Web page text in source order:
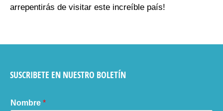
arrepentirás de visitar este increíble país!
SUSCRIBETE EN NUESTRO BOLETÍN
Nombre *